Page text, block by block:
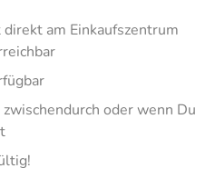
am Einkaufszentrum
oder wenn Du